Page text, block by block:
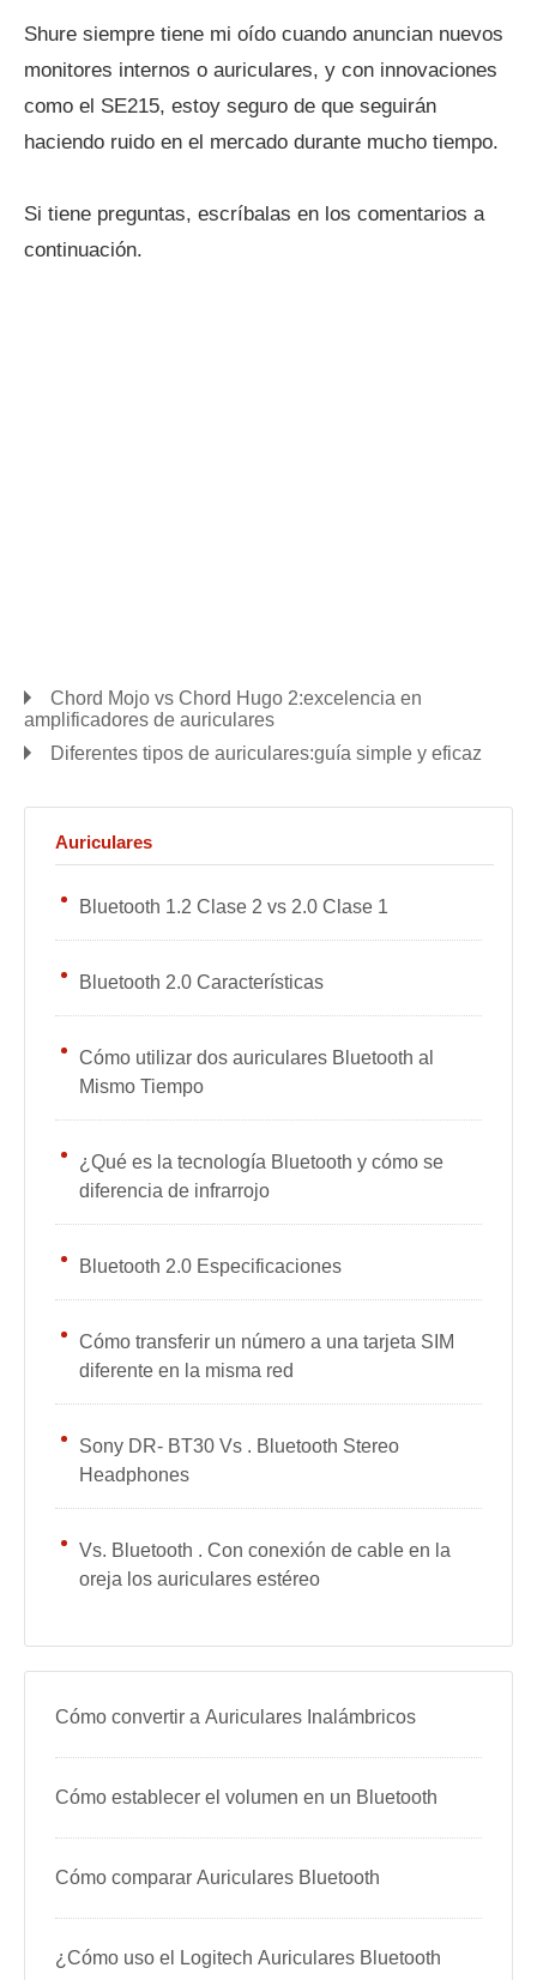
Shure siempre tiene mi oído cuando anuncian nuevos
monitores internos o auriculares, y con innovaciones
como el SE215, estoy seguro de que seguirán
haciendo ruido en el mercado durante mucho tiempo.
Si tiene preguntas, escríbalas en los comentarios a
continuación.
Chord Mojo vs Chord Hugo 2:excelencia en
amplificadores de auriculares
Diferentes tipos de auriculares:guía simple y eficaz
Auriculares
Bluetooth 1.2 Clase 2 vs 2.0 Clase 1
Bluetooth 2.0 Características
Cómo utilizar dos auriculares Bluetooth al
Mismo Tiempo
¿Qué es la tecnología Bluetooth y cómo se
diferencia de infrarrojo
Bluetooth 2.0 Especificaciones
Cómo transferir un número a una tarjeta SIM
diferente en la misma red
Sony DR- BT30 Vs . Bluetooth Stereo
Headphones
Vs. Bluetooth . Con conexión de cable en la
oreja los auriculares estéreo
Cómo convertir a Auriculares Inalámbricos
Cómo establecer el volumen en un Bluetooth
Cómo comparar Auriculares Bluetooth
¿Cómo uso el Logitech Auriculares Bluetooth